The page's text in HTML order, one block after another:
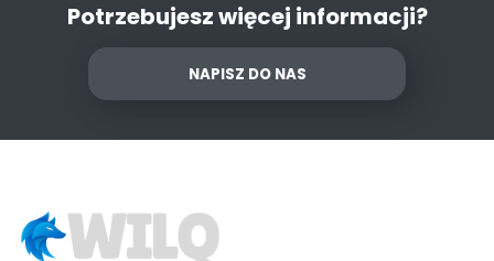
Potrzebujesz więcej informacji?
NAPISZ DO NAS